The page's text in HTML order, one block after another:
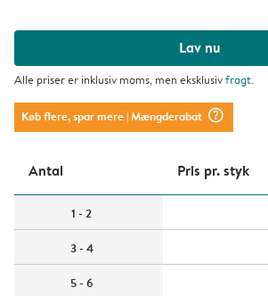
Lav nu
Alle priser er inklusiv moms, men eksklusivfragt.
Køb flere, spar mere| Mængderabat question_mark_circle
Antal Pris pr. styk
1 - 2
3 - 4
5 - 6